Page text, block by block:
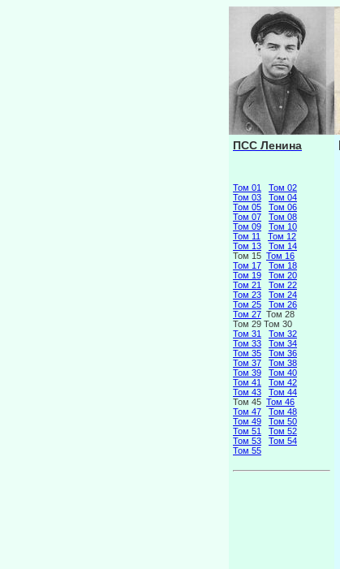
ПСС Ленина
Том 01
Том 02
Том 03
Том 04
Том 05
Том 06
Том 07
Том 08
Том 09
Том 10
Том 11
Том 12
Том 13
Том 14
Том 15 Том 16
Том 17
Том 18
Том 19
Том 20
Том 21
Том 22
Том 23
Том 24
Том 25
Том 26
Том 27 Том 28
Том 29 Том 30
Том 31
Том 32
Том 33
Том 34
Том 35
Том 36
Том 37
Том 38
Том 39
Том 40
Том 41
Том 42
Том 43
Том 44
Том 45 Том 46
Том 47
Том 48
Том 49
Том 50
Том 51
Том 52
Том 53
Том 54
Том 55